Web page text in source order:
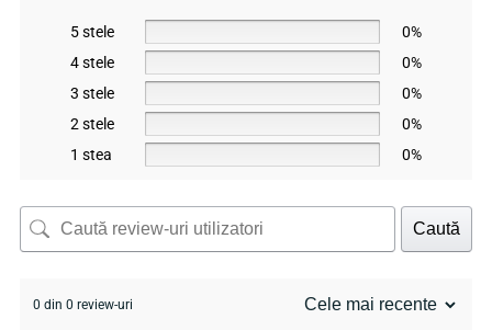
5 stele
0%
4 stele
0%
3 stele
0%
2 stele
0%
1 stea
0%
Caută
0 din 0 review-uri